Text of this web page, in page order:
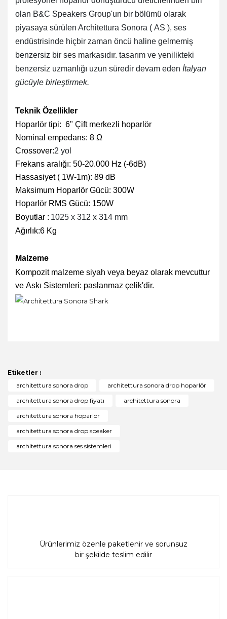
olan B&C Speakers Group'un bir bölümü olarak
piyasaya sürülen Architettura Sonora ( AS ), ses
endüstrisinde hiçbir zaman öncü haline gelmemiş
benzersiz bir ses markasıdır. tasarım ve yenilikteki
benzersiz uzmanlığı uzun süredir devam eden İtalyan
gücüyle birleştirmek.
Teknik Özellikler
Hoparlör tipi: 6" Çift merkezli hoparlör
Nominal empedans: 8 Ω
Crossover:2 yol
Frekans aralığı: 50-20.000 Hz (-6dB)
Hassasiyet ( 1W-1m): 89 dB
Maksimum Hoparlör Gücü: 300W
Hoparlör RMS Gücü: 150W
Boyutlar : 1025 x 312 x 314 mm
Ağırlık:6 Kg
Malzeme
Kompozit malzeme siyah veya beyaz olarak mevcuttur
ve Askı Sistemleri: paslanmaz çelik'dir.
Yorum Yaz
Ürün açıklamasında eksik bilgiler bulunuyor.
Ürün bilgilerinde hatalar bulunuyor.
Ürün fiyatı diğer sitelerden daha pahalı.
Bu ürüne benzer farklı alternatifler olmalı.
Etiketler :
architettura sonora drop
architettura sonora drop hoparlör
architettura sonora drop fiyatı
architettura sonora
architettura sonora hoparlör
architettura sonora drop speaker
architettura sonora ses sistemleri
Ürünlerimiz özenle paketlenir ve sorunsuz
bir şekilde teslim edilir